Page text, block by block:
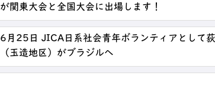
が関東大会と全国大会に出場します！
6月25日 JICA日系社会青年ボランティアとして
（玉造地区）がブラジルへ